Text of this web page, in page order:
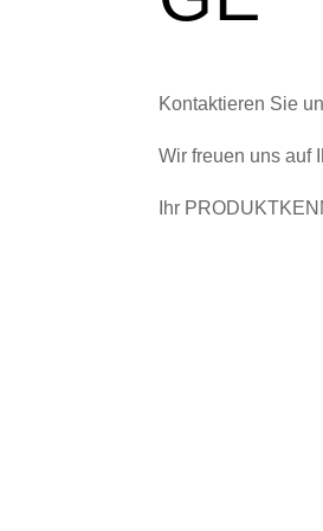
Kontaktieren Sie
Wir freuen uns auf
Ihr